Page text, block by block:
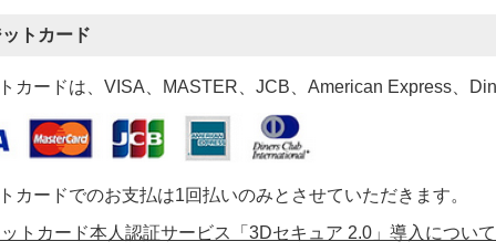
トカード
カードは、VISA、MASTER、JCB、American Express、
カードでのお支払は1回払いのみとさせていただきます。
トカード本人認証サービス「3Dセキュア 2.0」導入について